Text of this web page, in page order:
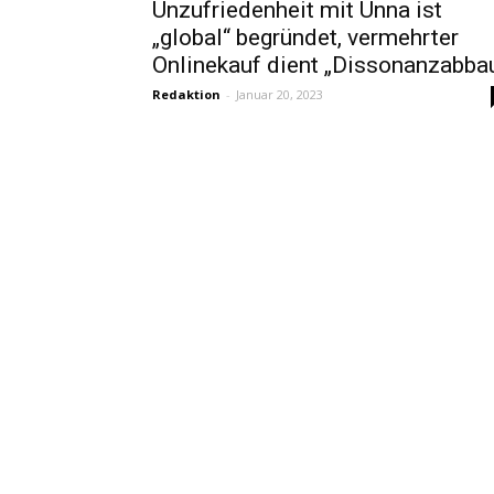
Unzufriedenheit mit Unna ist
„global“ begründet, vermehrter
Onlinekauf dient
Redaktion - Januar 20, 2023